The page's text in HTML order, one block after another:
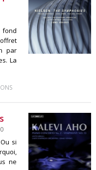
fond
par
La
si
ne